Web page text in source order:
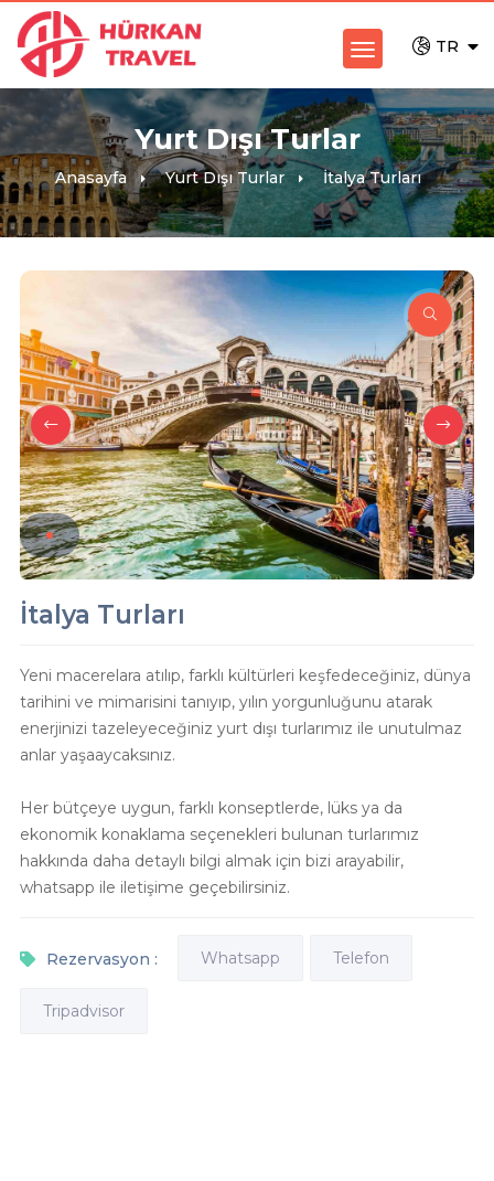
TR
Yurt Dışı Turlar
Anasayfa Yurt Dışı Turlar İtalya Turları
İtalya Turları
Yeni macerelara atılıp, farklı kültürleri keşfedeceğiniz, dünya
tarihini ve mimarisini tanıyıp, yılın yorgunluğunu atarak
enerjinizi tazeleyeceğiniz yurt dışı turlarımız ile unutulmaz
anlar yaşaaycaksınız.
Her bütçeye uygun, farklı konseptlerde, lüks ya da
ekonomik konaklama seçenekleri bulunan turlarımız
hakkında daha detaylı bilgi almak için bizi arayabilir,
whatsapp ile iletişime geçebilirsiniz.
Rezervasyon : Whatsapp Telefon
Tripadvisor